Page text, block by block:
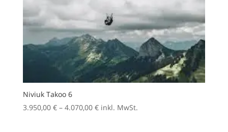
Niviuk Takoo 6
3.950,00 € – 4.070,00 €Preisspanne:
inkl. MwSt.